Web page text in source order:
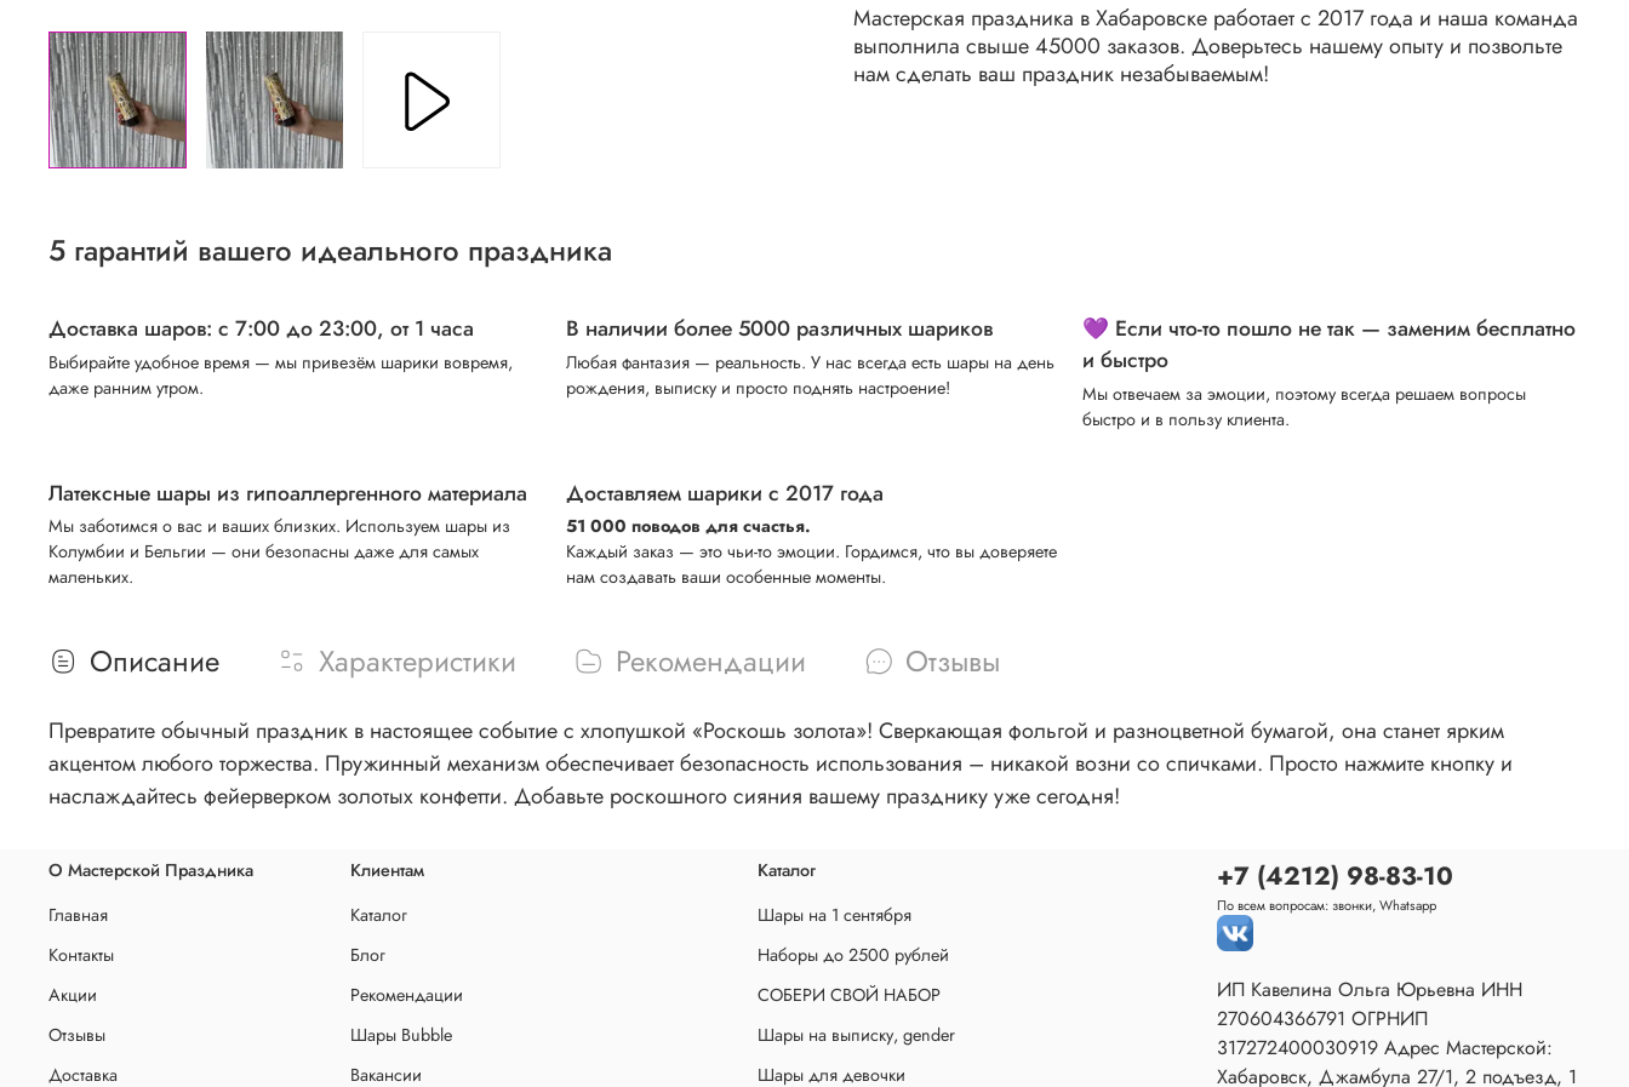
Мастерская праздника в Хабаровске работает с 2017 года и наша команда
выполнила свыше 45000 заказов. Доверьтесь нашему опыту и позвольте
нам сделать ваш праздник незабываемым!
5 гарантий вашего идеального праздника
Доставка шаров: с 7:00 до 23:00, от 1 часа
Выбирайте удобное время — мы привезём шарики вовремя,
даже ранним утром.
В наличии более 5000 различных шариков
Любая фантазия — реальность. У нас всегда есть шары на день
рождения, выписку и просто поднять настроение!
💜 Если что-то пошло не так — заменим бесплатно
и быстро
Мы отвечаем за эмоции, поэтому всегда решаем вопросы
быстро и в пользу клиента.
Латексные шары из гипоаллергенного материала
Мы заботимся о вас и ваших близких. Используем шары из
Колумбии и Бельгии — они безопасны даже для самых
маленьких.
Доставляем шарики с 2017 года
51 000 поводов для счастья.
Каждый заказ — это чьи-то эмоции. Гордимся, что вы доверяете
нам создавать ваши особенные моменты.
Описание Характеристики Рекомендации Отзывы
Превратите обычный праздник в настоящее событие с хлопушкой «Роскошь золота»! Сверкающая фольгой и разноцветной бумагой, она станет ярким
акцентом любого торжества. Пружинный механизм обеспечивает безопасность использования – никакой возни со спичками. Просто нажмите кнопку и
наслаждайтесь фейерверком золотых конфетти. Добавьте роскошного сияния вашему празднику уже сегодня!
О Мастерской Праздника
Главная
Контакты
Акции
Отзывы
Доставка
Клиентам
Каталог
Блог
Рекомендации
Шары Bubble
Вакансии
Каталог
Шары на 1 сентября
Наборы до 2500 рублей
СОБЕРИ СВОЙ НАБОР
Шары на выписку, gender
Шары для девочки
+7 (4212) 98-83-10
По всем вопросам: звонки, Whatsapp
ИП Кавелина Ольга Юрьевна ИНН
270604366791 ОГРНИП
317272400030919 Адрес Мастерской:
Хабаровск, Джамбула 27/1, 2 подъезд, 1